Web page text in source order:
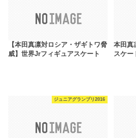
【本田真凛対ロシア・ザギトワ脅
威】世界Jrフィギュアスケート
本田真
スケー
ジュニアグランプリ2016